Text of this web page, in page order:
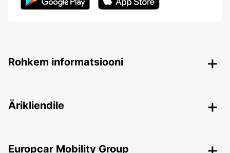
Rohkem informatsiooni
Ärikliendile
Europcar Mobility Group